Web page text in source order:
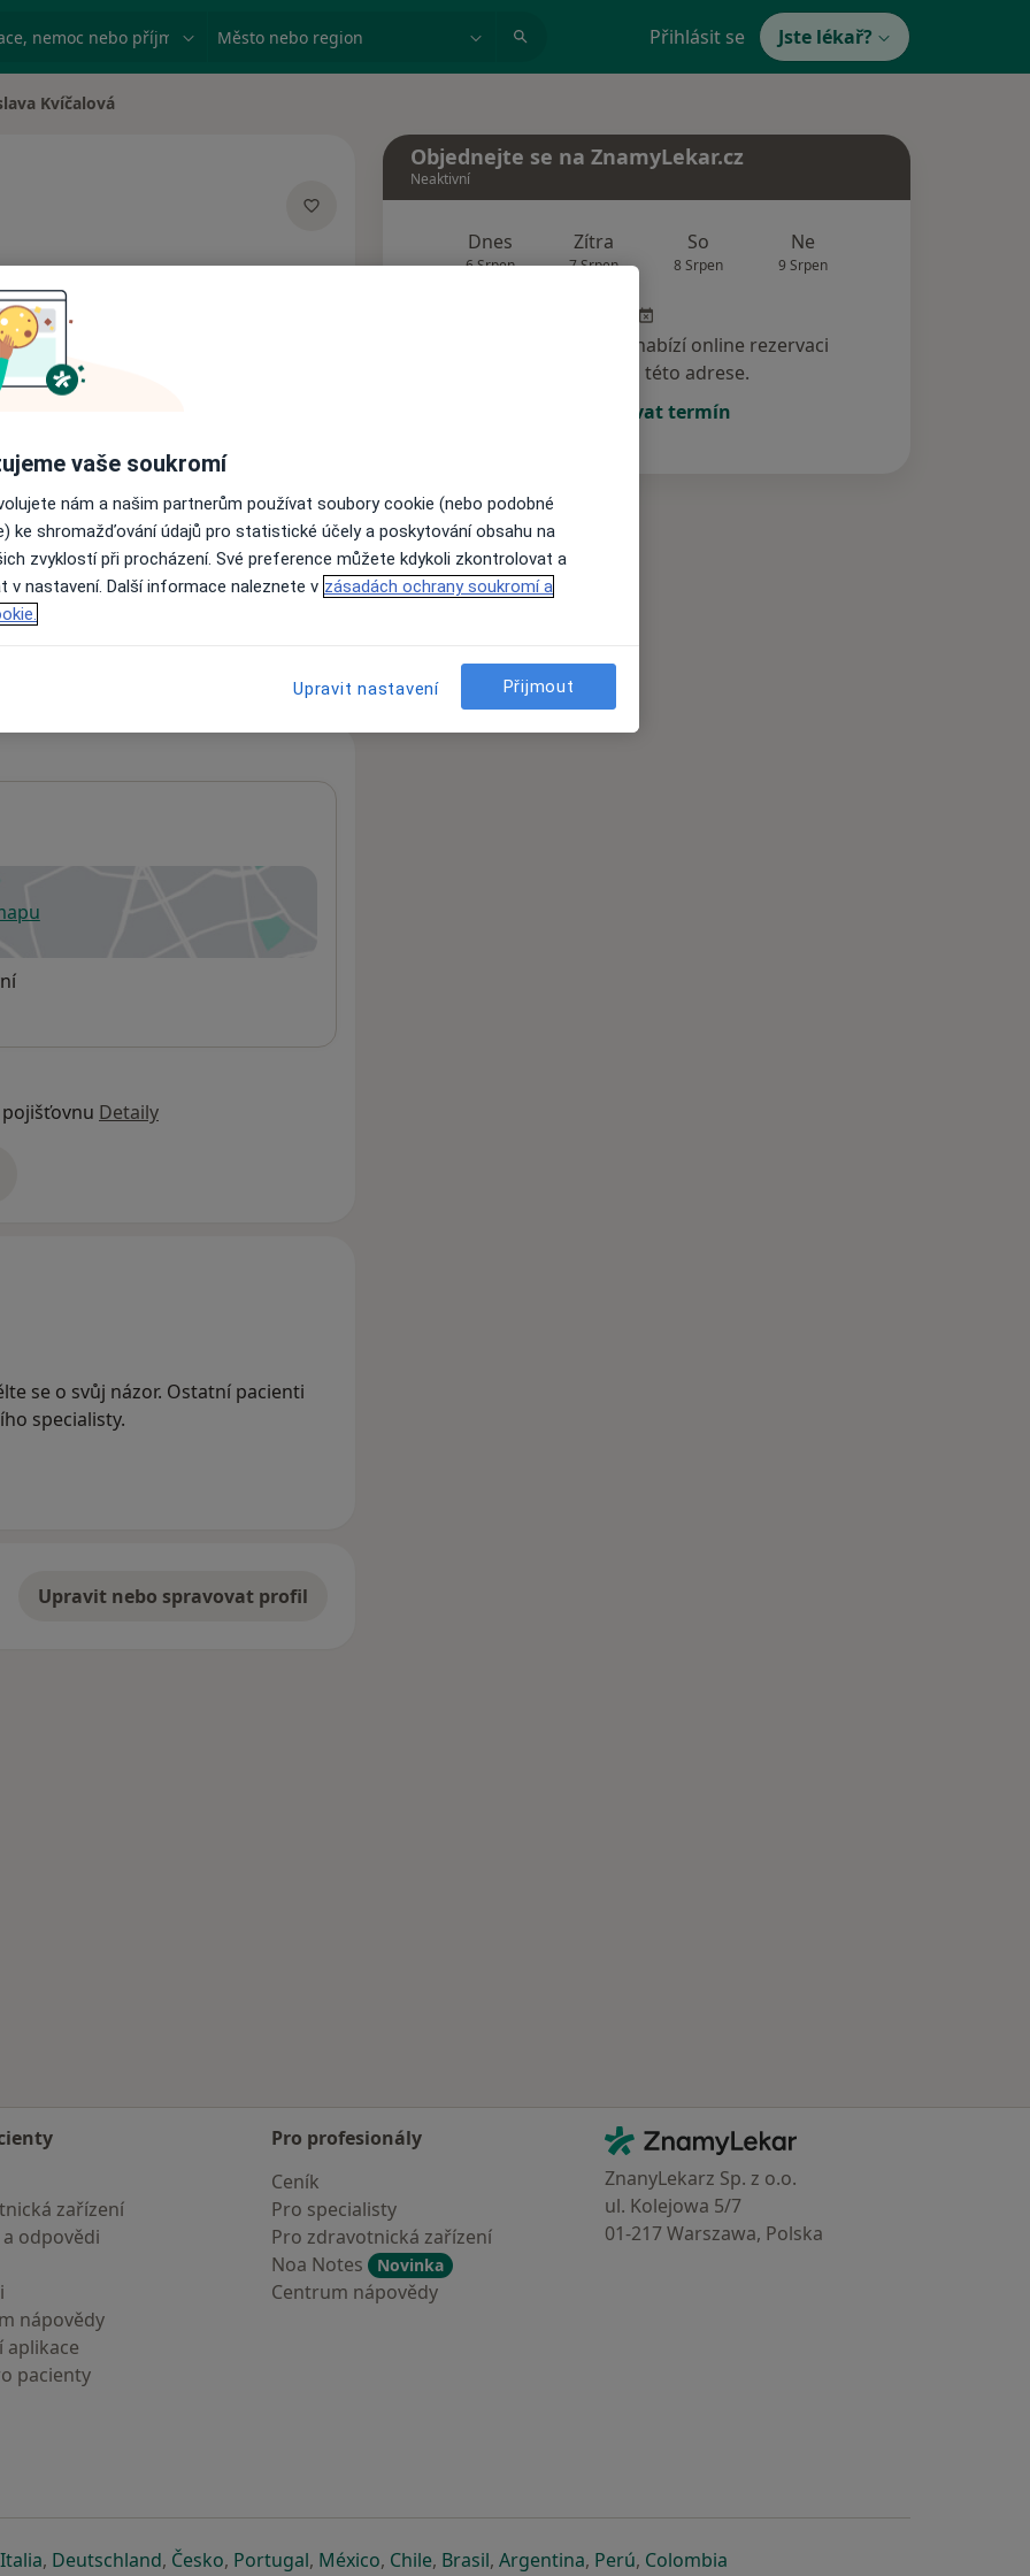
nemoc nebo příjmení Město nebo region Přihlásit se Jste lékař?
Kvíčalová
Rezervovat termín
Názory pacientů
nejsou k dispozici
informace o svých službách.
v nové záložce
Detaily
se o svůj názor. Ostatní pacienti
specialisty.
Upravit nebo spravovat profil
Objednejte se na ZnamyLekar.cz
Neaktivní
Dnes
6 Srpen
Zítra
7 Srpen
So
8 Srpen
Ne
9 Srpen
Tento specialista nenabízí online rezervaci
termínu na této adrese.
Rezervovat termín
zařízení
odpovědi
nápovědy
aplikace
pacienty
Pro profesionály
Ceník
Pro specialisty
Pro zdravotnická zařízení
Noa Notes
Novinka
Centrum nápovědy
Kontakt
ZnamyLekar - Hlavní stránka
ZnanyLekarz Sp. z o.o.
ul. Kolejowa 5/7
01-217 Warszawa, Polska
nové záložce
otevře v nové záložce
Italiase otevře v nové záložce
, Deutschlandse otevře v nové záložce
, Českose otevře v nové záložce
, Portugalse otevře v nové záložce
, Méxicose otevře v nové záložce
, Chilese otevře v nové záložce
, Brasilse otevře v nové záložce
, Argentinase otevře v nové záložce
, Perúse otevře v nové záložce
, Colombiase otevře v nové záložce
vaše soukromí
nám a našim partnerům používat soubory cookie (nebo podobné
ke shromažďování údajů pro statistické účely a poskytování obsahu na
zvyklostí při procházení. Své preference můžete kdykoli zkontrolovat a
v nastavení. Další informace naleznete v zásadách ochrany soukromí a
Upravit nastavení Přijmout